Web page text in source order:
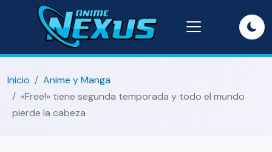
Inicio
Anime y Manga
«Free!» tiene segunda temporada y todo el mundo
pierde la cabeza